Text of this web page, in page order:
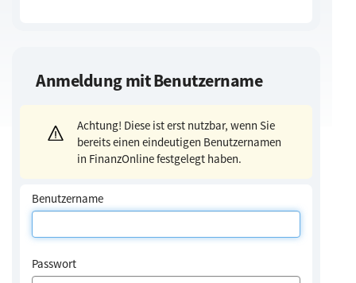
Anmeldung mit Benutzername
Achtung! Diese ist erst nutzbar, wenn Sie
bereits einen eindeutigen Benutzernamen
in FinanzOnline festgelegt haben.
Benutzername
Passwort